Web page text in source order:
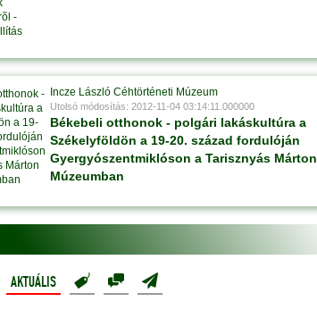
Incze László Céhtörténeti Múzeum
Utolsó módosítás: 2012-11-04 03:14:11.000000
Békebeli otthonok - polgári lakáskultúra a
Székelyföldön a 19-20. század fordulóján
Gyergyószentmiklóson a Tarisznyás Márton
Múzeumban
AKTUÁLIS